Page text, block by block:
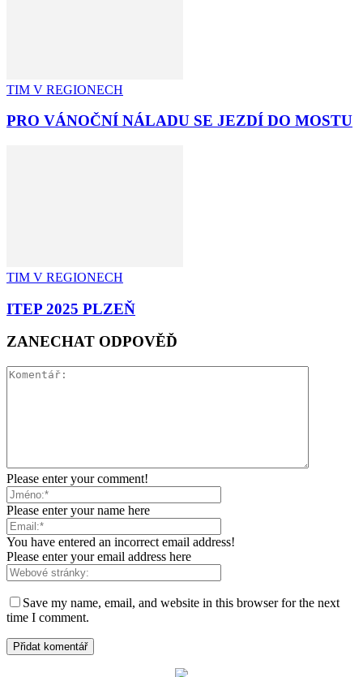
TIM V REGIONECH
PRO VÁNOČNÍ NÁLADU SE JEZDÍ DO MOSTU
TIM V REGIONECH
ITEP 2025 PLZEŇ
ZANECHAT ODPOVĚĎ
Please enter your comment!
Please enter your name here
You have entered an incorrect email address!
Please enter your email address here
Save my name, email, and website in this browser for the next
time I comment.